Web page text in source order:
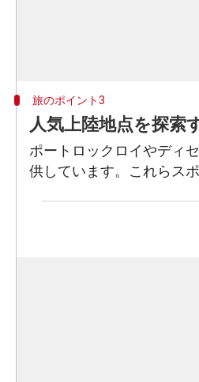
旅のポイント3
人気上陸地点を探索
ポートロックロイやディ
供しています。これらス